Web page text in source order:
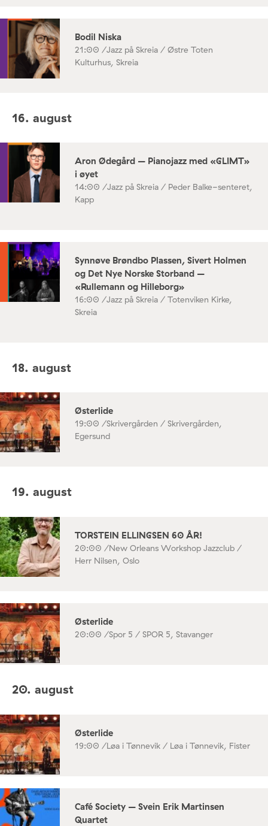
Bodil Niska
21:00 /Jazz på Skreia / Østre Toten
Kulturhus, Skreia
16. august
Aron Ødegård – Pianojazz med «GLIMT»
i øyet
14:00 /Jazz på Skreia / Peder Balke-senteret,
Kapp
Synnøve Brøndbo Plassen, Sivert Holmen
og Det Nye Norske Storband –
«Rullemann og Hilleborg»
16:00 /Jazz på Skreia / Totenviken Kirke,
Skreia
18. august
Østerlide
19:00 /Skrivergården / Skrivergården,
Egersund
19. august
TORSTEIN ELLINGSEN 60 ÅR!
20:00 /New Orleans Workshop Jazzclub /
Herr Nilsen, Oslo
Østerlide
20:00 /Spor 5 / SPOR 5, Stavanger
20. august
Østerlide
19:00 /Løa i Tønnevik / Løa i Tønnevik, Fister
Café Society – Svein Erik Martinsen
Quartet